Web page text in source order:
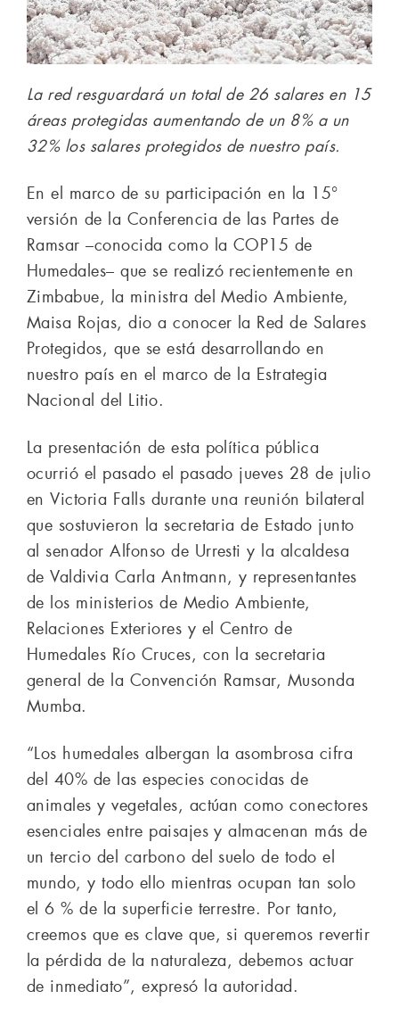
La red resguardará un total de 26 salares en 15
áreas protegidas aumentando de un 8% a un
32% los salares protegidos de nuestro país.
En el marco de su participación en la 15°
versión de la Conferencia de las Partes de
Ramsar –conocida como la COP15 de
Humedales– que se realizó recientemente en
Zimbabue, la ministra del Medio Ambiente,
Maisa Rojas, dio a conocer la Red de Salares
Protegidos, que se está desarrollando en
nuestro país en el marco de la Estrategia
Nacional del Litio.
La presentación de esta política pública
ocurrió el pasado el pasado jueves 28 de julio
en Victoria Falls durante una reunión bilateral
que sostuvieron la secretaria de Estado junto
al senador Alfonso de Urresti y la alcaldesa
de Valdivia Carla Antmann, y representantes
de los ministerios de Medio Ambiente,
Relaciones Exteriores y el Centro de
Humedales Río Cruces, con la secretaria
general de la Convención Ramsar, Musonda
Mumba.
“Los humedales albergan la asombrosa cifra
del 40% de las especies conocidas de
animales y vegetales, actúan como conectores
esenciales entre paisajes y almacenan más de
un tercio del carbono del suelo de todo el
mundo, y todo ello mientras ocupan tan solo
el 6 % de la superficie terrestre. Por tanto,
creemos que es clave que, si queremos revertir
la pérdida de la naturaleza, debemos actuar
de inmediato”, expresó la autoridad.